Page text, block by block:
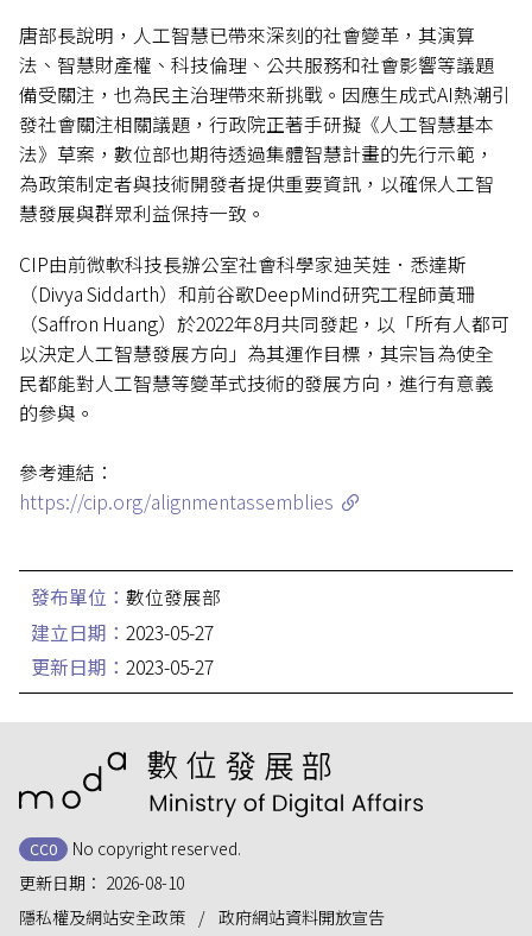
唐部長說明，人工智慧已帶來深刻的社會變革，其演算
法、智慧財產權、科技倫理、公共服務和社會影響等議題
備受關注，也為民主治理帶來新挑戰。因應生成式AI熱潮引
發社會關注相關議題，行政院正著手研擬《人工智慧基本
法》草案，數位部也期待透過集體智慧計畫的先行示範，
為政策制定者與技術開發者提供重要資訊，以確保人工智
慧發展與群眾利益保持一致。
CIP由前微軟科技長辦公室社會科學家迪芙娃．悉達斯
（Divya Siddarth）和前谷歌DeepMind研究工程師黃珊
（Saffron Huang）於2022年8月共同發起，以「所有人都可
以決定人工智慧發展方向」為其運作目標，其宗旨為使全
民都能對人工智慧等變革式技術的發展方向，進行有意義
的參與。
參考連結：
https://cip.org/alignmentassemblies
發布單位：數位發展部
建立日期：2023-05-27
更新日期：2023-05-27
CC0
No copyright reserved.
更新日期： 2026-08-10
隱私權及網站安全政策
政府網站資料開放宣告